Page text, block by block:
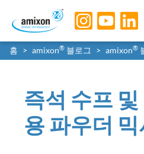
Skip to main navigation
Skip to main content
Skip to page footer
You are here:
홈 amixon® 블로그 amixon®
즉석 수프
용 파우더 믹